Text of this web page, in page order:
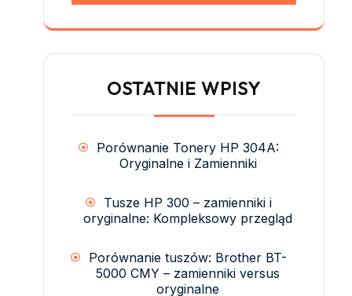
OSTATNIE WPISY
Porównanie Tonery HP 304A:
Oryginalne i Zamienniki
Tusze HP 300 – zamienniki i
oryginalne: Kompleksowy przegląd
Porównanie tuszów: Brother BT-
5000 CMY – zamienniki versus
oryginalne